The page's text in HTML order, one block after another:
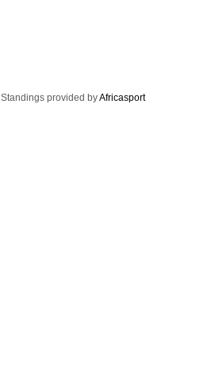
Standings provided byAfricasport